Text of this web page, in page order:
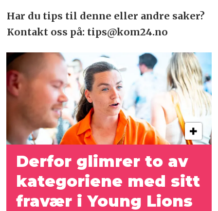
Har du tips til denne eller andre saker?
Kontakt oss på: tips@kom24.no
Derfor glimrer to av
kategoriene med sitt
fravær i Young Lions